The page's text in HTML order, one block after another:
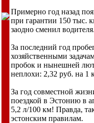
Примерно год назад
при гарантии 150 тыс.
заодно сменил
За последний год
хозяйственными
пробок и нынешней
неплохи: 2,32 руб. на 1
За год совместной
поездкой в Эстонию в
5,2 л/100 км! Правда,
эстонским правилам.